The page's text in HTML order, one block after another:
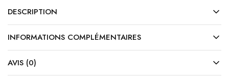
DESCRIPTION
INFORMATIONS COMPLÉMENTAIRES
AVIS (0)